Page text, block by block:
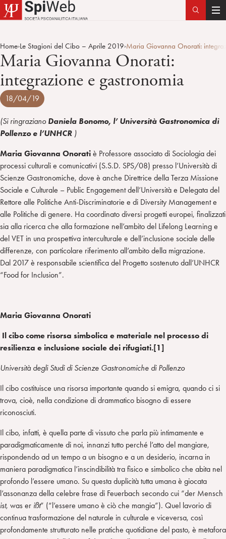
T
g
i
a
t
o
Home>Le Stagioni del Cibo – Aprile 2019>Maria Giovanna Onorati:
Maria Giovanna Onorati:
integrazione e gastronomia
18/04/19
(Si ringraziano Daniela Bonomo, l’ Università Gastronomica di
Pollenzo e l’UNHCR )
Maria Giovanna Onorati è Professore associato di Sociologia dei
processi culturali e comunicativi (S.S.D. SPS/08) presso l’Università di
Scienze Gastronomiche, dove è anche Direttrice della Terza Missione
Sociale e Culturale – Public Engagement dell’Università e Delegata del
Rettore alle Politiche Anti-Discriminatorie e di Diversity Management e
alle Politiche di genere. Ha coordinato diversi progetti europei, finalizzati
sia alla ricerca che alla formazione nell’ambito del Lifelong Learning e
del VET in una prospettiva interculturale e dell’inclusione sociale delle
differenze, con particolare riferimento all’ambito della migrazione.
Dal 2017 è responsabile scientifica del Progetto sostenuto dall’UNHCR
“Food for Inclusion”.
Maria Giovanna Onorati
Il cibo come risorsa simbolica e materiale nel processo di
resilienza e inclusione sociale dei rifugiati.[1]
Università degli Studi di Scienze Gastronomiche di Pollenzo
Il cibo costituisce una risorsa importante quando si emigra, quando ci si
trova, cioè, nella condizione di drammatico bisogno di essere
riconosciuti.
Il cibo, infatti, è quella parte di vissuto che parla più intimamente e
paradigmaticamente di noi, innanzi tutto perché l’atto del mangiare,
rispondendo ad un tempo a un bisogno e a un desiderio, incarna in
maniera paradigmatica l’inscindibilità tra fisico e simbolico che abita nel
profondo l’essere umano. Su questa duplicità tutta umana è giocata
l’assonanza della celebre frase di Feuerbach secondo cui “der Mensch
ist, was er ißt” (“l’essere umano è ciò che mangia”). Quel lavorio di
continua trasformazione del naturale in culturale e viceversa, così
profondamente strutturato nelle pratiche quotidiane del pasto, è metafora